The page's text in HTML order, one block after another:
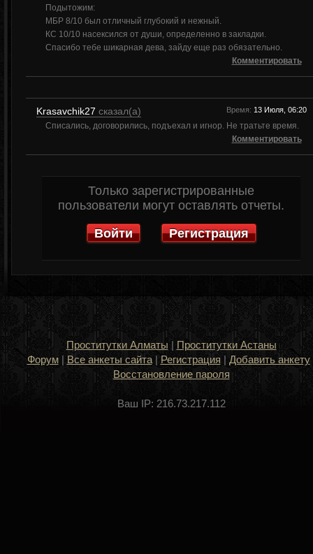
Подытожим:
МБР 8/10 был отличный глубокий и нежный.
КС 10/10 насексился от души, определенно в закладки.
Спасибо тебе шикарная дева, зайду еще раз обязательно.
Комментировать
Krasavchik27 сказал(а) Время: 13 Июля, 06:20
Списались, договорились, подъехал и игнор. Не тратьте время.
Комментировать
Только зарегистрированные
пользователи могут оставлять отчеты.
Войти Регистрация
Проститутки Алматы| Проститутки Астаны
Форум| Все анкеты сайта| Регистрация | Добавить анкету
Восстановление пароля
Ваш IP: 216.73.217.112